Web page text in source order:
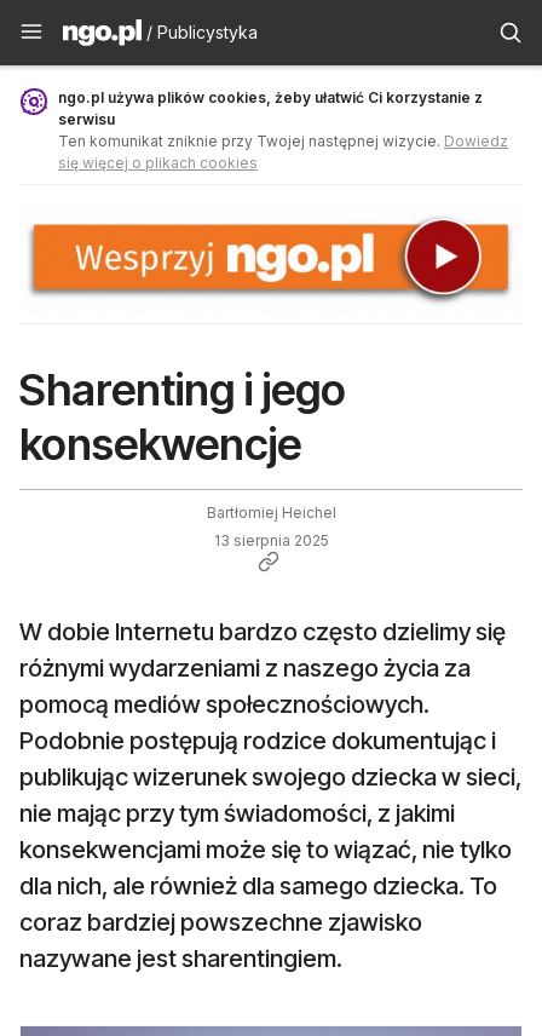
Publicystyka - ngo.pl
/ Publicystyka
ngo.pl używa plików cookies, żeby ułatwić Ci korzystanie z
serwisu
Ten komunikat zniknie przy Twojej następnej wizycie. Dowiedz
się więcej o plikach cookies
Sharenting i jego
konsekwencje
Bartłomiej Heichel
13 sierpnia 2025
W dobie Internetu bardzo często dzielimy się
różnymi wydarzeniami z naszego życia za
pomocą mediów społecznościowych.
Podobnie postępują rodzice dokumentując i
publikując wizerunek swojego dziecka w sieci,
nie mając przy tym świadomości, z jakimi
konsekwencjami może się to wiązać, nie tylko
dla nich, ale również dla samego dziecka. To
coraz bardziej powszechne zjawisko
nazywane jest sharentingiem.